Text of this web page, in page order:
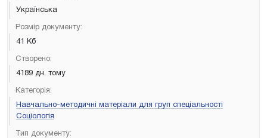
Українська
Розмір документу:
41 Кб
Створено:
4189 дн. тому
Категорія:
Навчально-методичні матеріали для груп спеціальності
Соціологія
Тип документу: